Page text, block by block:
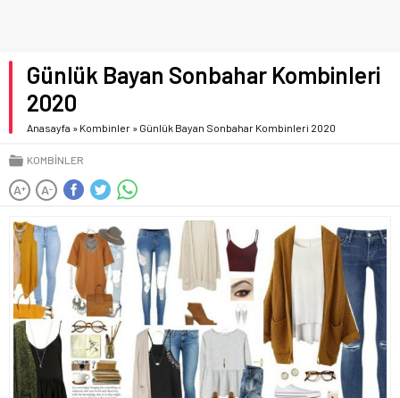
Günlük Bayan Sonbahar Kombinleri
2020
Anasayfa » Kombinler » Günlük Bayan Sonbahar Kombinleri 2020
KOMBINLER
A+ A-